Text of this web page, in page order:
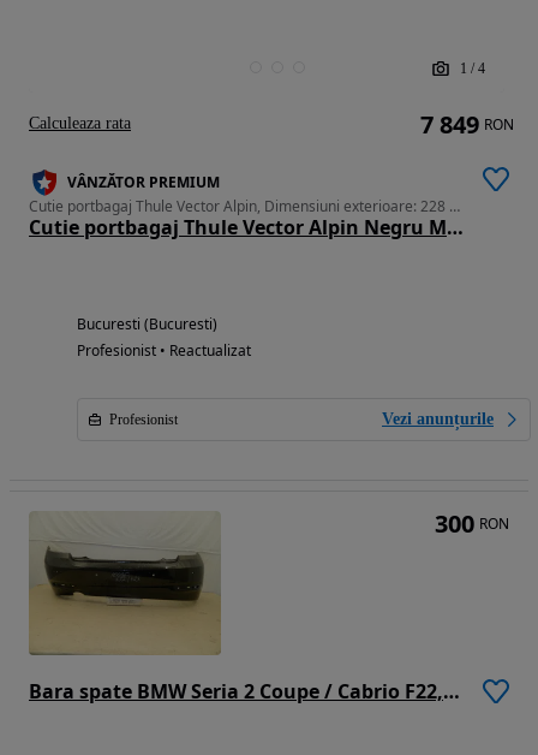
1 / 4
VÂNZĂTOR PREMIUM
Cutie portbagaj Thule Vector Alpin Negru Metalic, Pret importator_emitem Factura & garantie
Cutie portbagaj Thule Vector Alpin, Dimensiuni exterioare: 228 x 88,5 x 32 cm
Bucuresti (Bucuresti)
Profesionist • Reactualizat
Profesionist Vezi anunțurile
7 849 RON
Calculeaza rata
Bara spate BMW Seria 2 Coupe / Cabrio F22, F23, 2014, 2015, 2016, 2017, 2018, 5112108336
300 RON